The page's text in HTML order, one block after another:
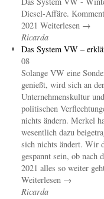
Diesel-Affäre.
2021 Weiterlesen →
Ricarda
Das System VW –
08
Solange VW eine
genießt, wird sich an der
Unternehmenskultur
politischen
nichts ändern. Merkel
wesentlich dazu
sich nichts ändert. Wir
gespannt sein, ob nach
2021 alles so weiter
Weiterlesen →
Ricarda